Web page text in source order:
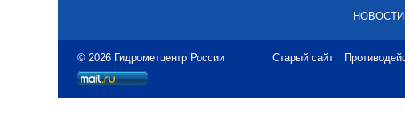
НОВОСТИ
© 2026 Гидрометцентр России Старый сайт